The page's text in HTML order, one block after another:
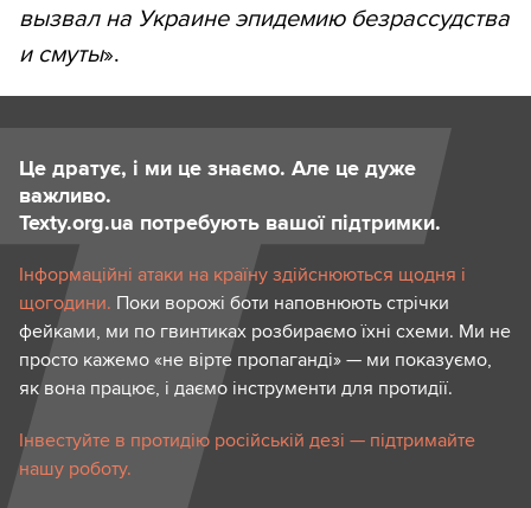
вызвал на Украине эпидемию безрассудства
и смуты».
Це дратує, і ми це знаємо. Але це дуже
важливо.
Texty.org.ua потребують вашої підтримки.
Інформаційні атаки на країну здійснюються щодня і
щогодини. Поки ворожі боти наповнюють стрічки
фейками, ми по гвинтиках розбираємо їхні схеми. Ми не
просто кажемо «не вірте пропаганді» — ми показуємо,
як вона працює, і даємо інструменти для протидії.
Інвестуйте в протидію російській дезі — підтримайте
нашу роботу.